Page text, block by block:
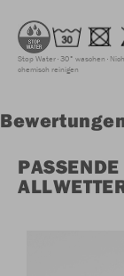
Stop Water 30° waschen
chemisch reinigen